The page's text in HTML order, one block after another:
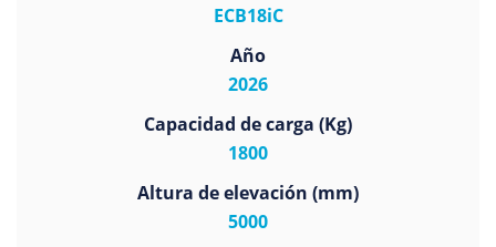
ECB18iC
Año
2026
Capacidad de carga (Kg)
1800
Altura de elevación (mm)
5000